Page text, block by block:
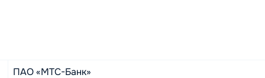
ПАО «МТС-Банк»